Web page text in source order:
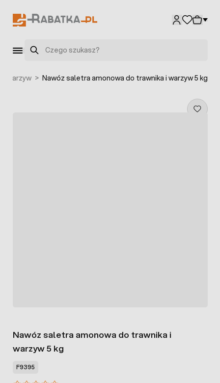
Szukaj
warzyw > Nawóz saletra amonowa do trawnika i warzyw 5 kg
Nawóz saletra amonowa do trawnika i
warzyw 5 kg
F9395